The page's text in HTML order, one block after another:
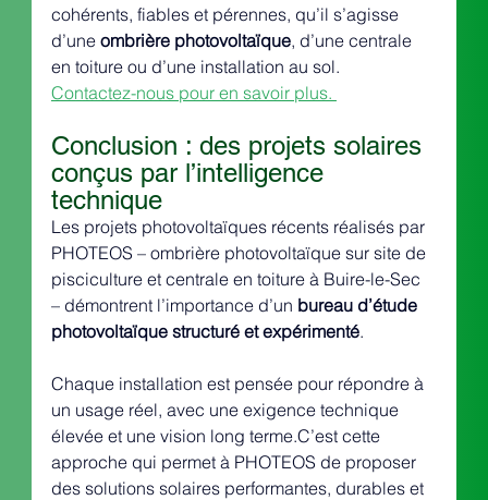
cohérents, fiables et pérennes, qu’il s’agisse
d’une ombrière photovoltaïque, d’une centrale
en toiture ou d’une installation au sol.
Contactez-nous pour en savoir plus.
Conclusion : des projets solaires
conçus par l’intelligence
technique
Les projets photovoltaïques récents réalisés par
PHOTEOS – ombrière photovoltaïque sur site de
pisciculture et centrale en toiture à Buire-le-Sec
– démontrent l’importance d’un bureau d’étude
photovoltaïque structuré et expérimenté.
Chaque installation est pensée pour répondre à
un usage réel, avec une exigence technique
élevée et une vision long terme.C’est cette
approche qui permet à PHOTEOS de proposer
des solutions solaires performantes, durables et